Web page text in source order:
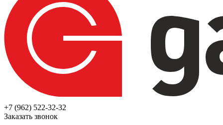
+7 (962) 522-32-32
Заказать звонок